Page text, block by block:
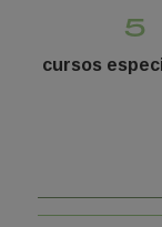
5
cursos